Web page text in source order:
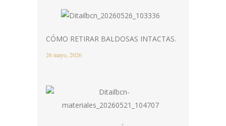
CÓMO RETIRAR BALDOSAS INTACTAS.
26 mayo, 2026